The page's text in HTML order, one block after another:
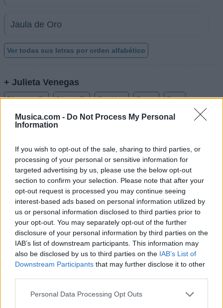
Musica.com - Do Not Process My Personal
Information
If you wish to opt-out of the sale, sharing to third parties, or
processing of your personal or sensitive information for
targeted advertising by us, please use the below opt-out
section to confirm your selection. Please note that after your
opt-out request is processed you may continue seeing
interest-based ads based on personal information utilized by
us or personal information disclosed to third parties prior to
your opt-out. You may separately opt-out of the further
disclosure of your personal information by third parties on the
IAB’s list of downstream participants. This information may
also be disclosed by us to third parties on the IAB’s List of
Downstream Participants that may further disclose it to other
Personal Data Processing Opt Outs
Jaula de Oro
Ver todas sus letras por orden alfabético
+ Julieta Venegas
Discografía Biografía Ranking Fotos Foro
Añadir Letra
Biografía de Julieta Venegas
Julieta Venegas: Un Viaje a través de su
Trayectoria Musical
Ranking de Julieta Venegas
Julieta Venegasestá en la posición356del
ranking de esta semana, su mejor puesto ha sido el
28ºen mayo de 2007.